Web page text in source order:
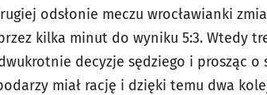
odsłonie meczu wrocławianki
kilka minut do wyniku 5:3. Wtedy
decyzje sędziego i prosząc
miał rację i dzięki temu dwa